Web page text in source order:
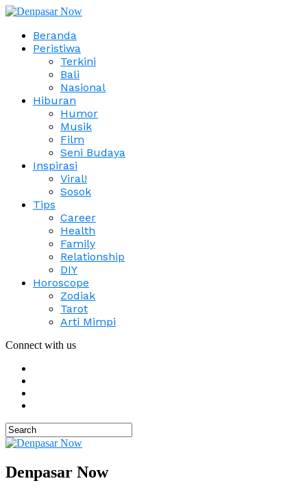
Beranda
Peristiwa
Terkini
Bali
Nasional
Hiburan
Humor
Musik
Film
Seni Budaya
Inspirasi
Viral!
Sosok
Tips
Career
Health
Family
Relationship
DIY
Horoscope
Zodiak
Tarot
Arti Mimpi
Connect with us
Denpasar Now